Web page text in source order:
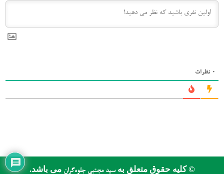
0 نظرات
© کلیه حقوق متعلق بهسید مجتبی جلوه‌گرانمی باشد.